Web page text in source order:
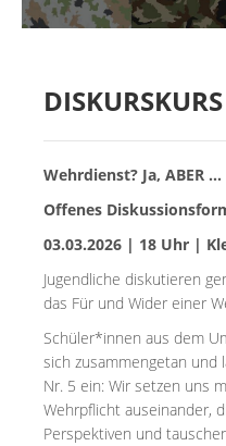
Wehrdienst? Ja, ABER
Offenes
03.03.2026 | 18 Uhr |
Jugendliche diskutieren
das Für und Wider einer
Schüler*innen aus dem
sich zusammengetan und
Nr. 5 ein: Wir setzen uns
Wehrpflicht auseinander,
Perspektiven und